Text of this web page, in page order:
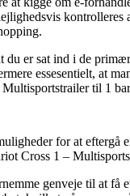
er sat ind i de
essesentielt, at
til 1
for at
Cross 1 –
genveje til at